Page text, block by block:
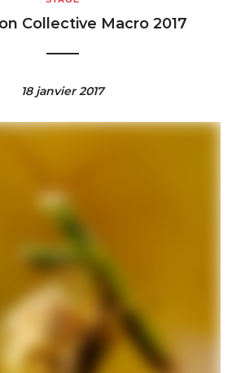
Collective Macro 2017
18 janvier 2017